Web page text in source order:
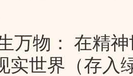
物： 在精神
实世界（存入